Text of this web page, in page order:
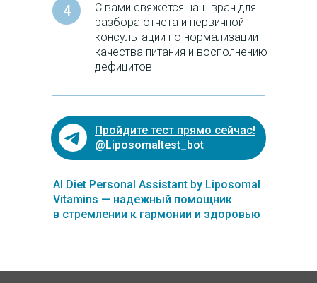
Пройдите тест прямо сейчас!
@Liposomaltest_bot
С вами свяжется наш врач для
разбора отчета и первичной
консультации по нормализации
качества питания и восполнению
дефицитов
AI Diet Personal Assistant by Liposomal
Vitamins — надежный помощник
в стремлении к гармонии и здоровью
4